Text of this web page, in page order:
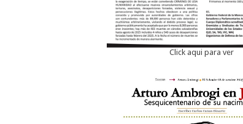
Click aqui para ver